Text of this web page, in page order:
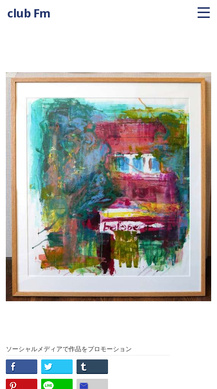
club Fm
ソーシャルメディアで作品をプロモーション